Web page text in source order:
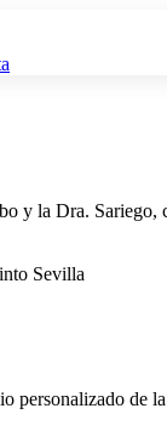
y la Dra.
personalizado de